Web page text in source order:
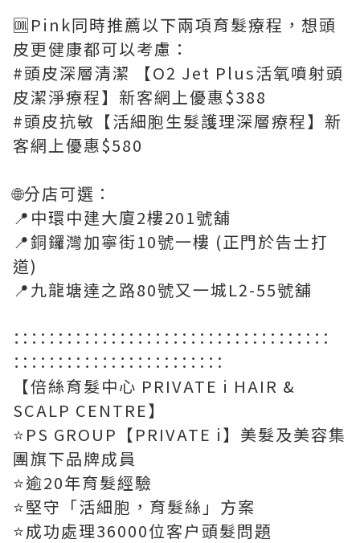
🆒Pink同時推薦以下兩項育髮療程，想頭
皮更健康都可以考慮：
#頭皮深層清潔 【O2 Jet Plus活氧噴射頭
皮潔淨療程】新客網上優惠$388
#頭皮抗敏【活細胞生髮護理深層療程】新
客網上優惠$580
🌐分店可選：
📍中環中建大廈2樓201號舖
📍銅鑼灣加寧街10號一樓 (正門於告士打
道)
📍九龍塘達之路80號又一城L2-55號舖
∷∷∷∷∷∷∷∷∷∷∷∷∷∷∷∷∷∷
∷∷∷∷∷∷∷∷∷∷∷∷
【倍絲育髮中心 PRIVATE i HAIR &
SCALP CENTRE】
⭐PS GROUP【PRIVATE i】美髮及美容集
團旗下品牌成員
⭐逾20年育髮經驗
⭐堅守「活細胞，育髮絲」方案
⭐成功處理36000位客户頭髮問題